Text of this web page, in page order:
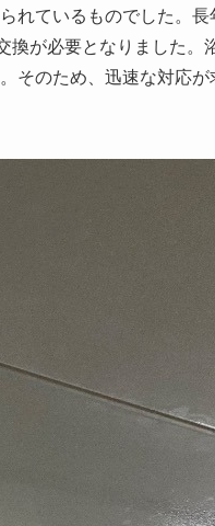
れているものでした。長
換が必要となりました。
そのため、迅速な対応が